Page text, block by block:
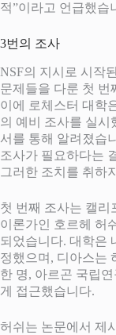
적”이라고 언급했습
3번의 조사
NSF의 지시로 시작
문제들을 다룬 첫 번
이에 로체스터 대학
의 예비 조사를 실시
서를 통해 알려졌습
조사가 필요하다는
그러한 조치를 취하
첫 번째 조사는 캘리
이론가인 호르헤 허
되었습니다. 대학은
정했으며, 디아스는
한 명, 아르곤 국립연
게 접근했습니다.
허쉬는 논문에서 제